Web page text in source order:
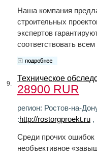
Наша компания
строительных
экспертов
соответствовать
9.
Техническое
28900 RUR
регион: Ростов-на-
:http://rostorgproekt.ru ,
Среди прочих ошибок
необъективное